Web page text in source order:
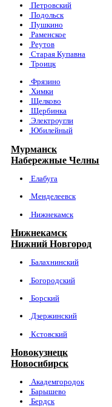
Петровский
Подольск
Пушкино
Раменское
Реутов
Старая Купавна
Троицк
Фрязино
Химки
Щелково
Щербинка
Электроугли
Юбилейный
Мурманск
Набережные Челны
Елабуга
Менделеевск
Нижнекамск
Нижнекамск
Нижний Новгород
Балахнинский
Богородский
Борский
Дзержинский
Кстовский
Новокузнецк
Новосибирск
Академгородок
Барышево
Бердск